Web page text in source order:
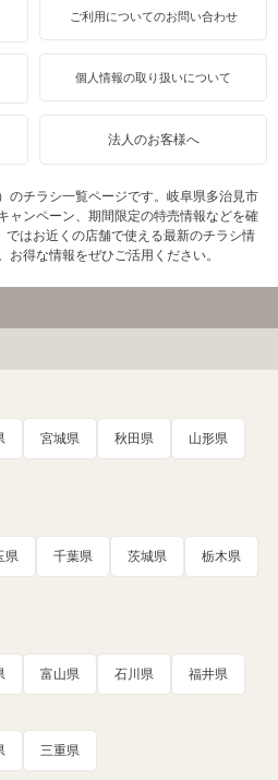
ご利用についてのお問い合わせ
個人情報の取り扱いについて
法人のお客様へ
のチラシ一覧ページです。岐阜県多治見市
ャンペーン、期間限定の特売情報などを確
はお近くの店舗で使える最新のチラシ情
得な情報をぜひご活用ください。
宮城県 秋田県 山形県
県 千葉県 茨城県 栃木県
富山県 石川県 福井県
三重県